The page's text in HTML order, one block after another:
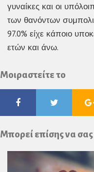
γυναίκες και οι
των θανόντων
97.0% είχε κάποιο
ετών και άνω.
Μοιραστείτε το
FacebookTwitter
Μπορεί επίσης να σας